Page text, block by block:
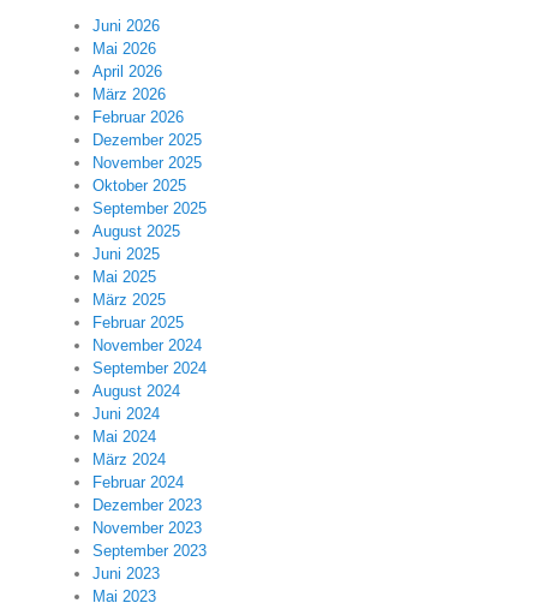
Juni 2026
Mai 2026
April 2026
März 2026
Februar 2026
Dezember 2025
November 2025
Oktober 2025
September 2025
August 2025
Juni 2025
Mai 2025
März 2025
Februar 2025
November 2024
September 2024
August 2024
Juni 2024
Mai 2024
März 2024
Februar 2024
Dezember 2023
November 2023
September 2023
Juni 2023
Mai 2023